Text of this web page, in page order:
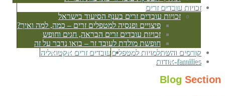
זכויות עובדים זרים
זכויות עובדים זרים בענף הסיעוד בישראל
פיצויים ופנסיה למטפלים זרים – כמה, למה ואיך?
זכויות עובדים זרים הבראה, חגים וחופש
חופשת מולדת לעובד זר – בואו נדבר על זה
קורסים והשתלמויות למטפליםעובדים זרים אקטואליה
families-אודות
Blog Section